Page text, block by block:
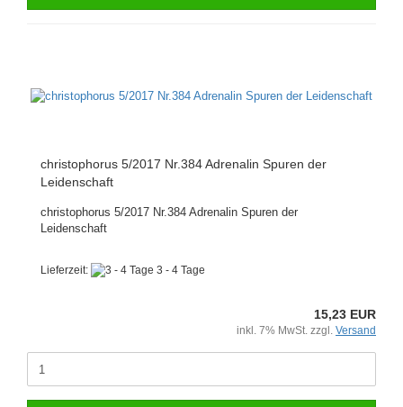
christophorus 5/2017 Nr.384 Adrenalin Spuren der
Leidenschaft
christophorus 5/2017 Nr.384 Adrenalin Spuren der
Leidenschaft
Lieferzeit: 3 - 4 Tage
15,23 EUR
inkl. 7% MwSt. zzgl. Versand